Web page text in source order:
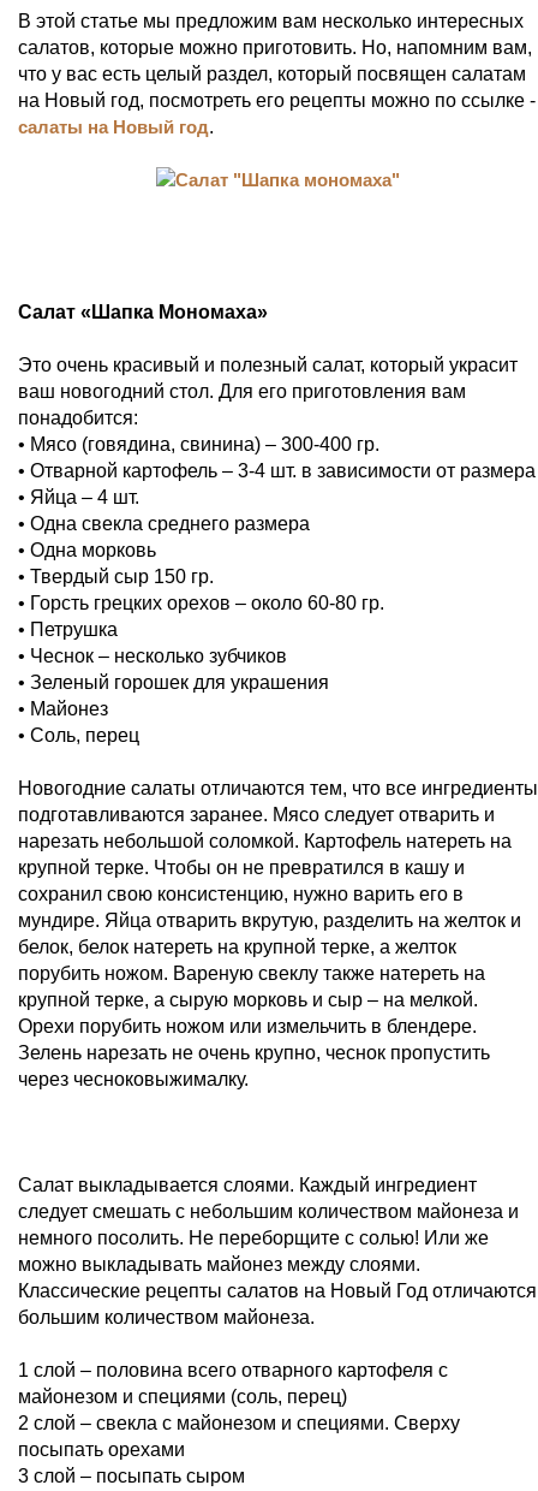
В этой статье мы предложим вам несколько интересных
салатов, которые можно приготовить. Но, напомним вам,
что у вас есть целый раздел, который посвящен салатам
на Новый год, посмотреть его рецепты можно по ссылке -
салаты на Новый год.
Салат «Шапка Мономаха»
Это очень красивый и полезный салат, который украсит
ваш новогодний стол. Для его приготовления вам
понадобится:
• Мясо (говядина, свинина) – 300-400 гр.
• Отварной картофель – 3-4 шт. в зависимости от размера
• Яйца – 4 шт.
• Одна свекла среднего размера
• Одна морковь
• Твердый сыр 150 гр.
• Горсть грецких орехов – около 60-80 гр.
• Петрушка
• Чеснок – несколько зубчиков
• Зеленый горошек для украшения
• Майонез
• Соль, перец
Новогодние салаты отличаются тем, что все ингредиенты
подготавливаются заранее. Мясо следует отварить и
нарезать небольшой соломкой. Картофель натереть на
крупной терке. Чтобы он не превратился в кашу и
сохранил свою консистенцию, нужно варить его в
мундире. Яйца отварить вкрутую, разделить на желток и
белок, белок натереть на крупной терке, а желток
порубить ножом. Вареную свеклу также натереть на
крупной терке, а сырую морковь и сыр – на мелкой.
Орехи порубить ножом или измельчить в блендере.
Зелень нарезать не очень крупно, чеснок пропустить
через чесноковыжималку.
Салат выкладывается слоями. Каждый ингредиент
следует смешать с небольшим количеством майонеза и
немного посолить. Не переборщите с солью! Или же
можно выкладывать майонез между слоями.
Классические рецепты салатов на Новый Год отличаются
большим количеством майонеза.
1 слой – половина всего отварного картофеля с
майонезом и специями (соль, перец)
2 слой – свекла с майонезом и специями. Сверху
посыпать орехами
3 слой – посыпать сыром